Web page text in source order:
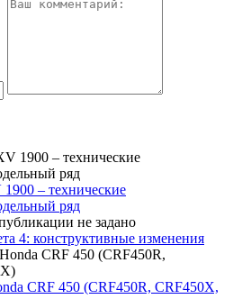
– технические
ряд
4: конструктивные изменения
CRF 450 (CRF450R, CRF450X,